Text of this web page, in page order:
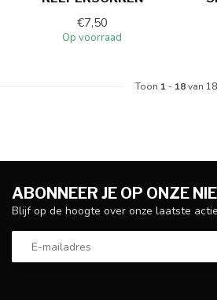
€7,50
Op voorraad
Toon 1 - 18van 18
ABONNEER JE OP ONZE
Blijf op de hoogte over onze laatste